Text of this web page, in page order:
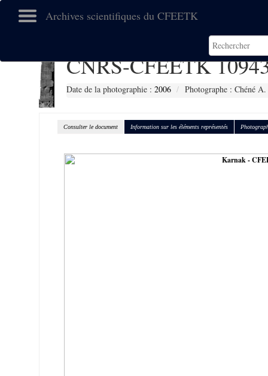
Archives scientifiques du CFEETK
CNRS-CFEETK
Date de la photographie : 2006 Photographe : Chéné A.
Consulter le document Information sur les éléments représentés